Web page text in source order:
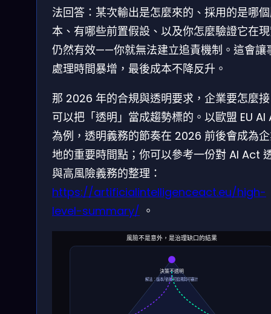
法回答：某次輸出是怎麼來的、採用的是哪
本、有哪些前置假設、以及你怎麼驗證它在
仍然有效——你就無法建立追責機制。這會讓
處理時間暴增，最後成本不降反升。
那 2026 年的合規與透明要求，企業要怎麼
可以把「透明」當成趨勢標的。以歐盟 EU AI
為例，透明義務的節奏在 2026 前後會成為
地的重要時間點；你可以參考一份對 AI Act
與高風險義務的整理：
https://artificialintelligenceact.eu/high-
level-summary/ 。
風險不是意外，是治理缺口的結果
決策不透明
解法：版本/依據可追溯與可審計